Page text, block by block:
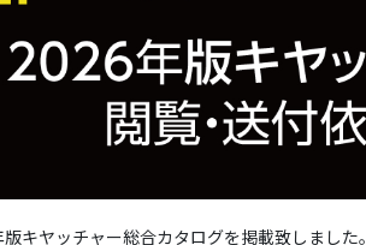
キヤッチャー総合カタログを掲載致しました。